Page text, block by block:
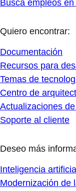
Busca empleos
Quiero encontrar:
Documentación
Recursos para
Temas de
Centro de
Actualizaciones
Soporte al cliente
Deseo más
Inteligencia artificial
Modernización de